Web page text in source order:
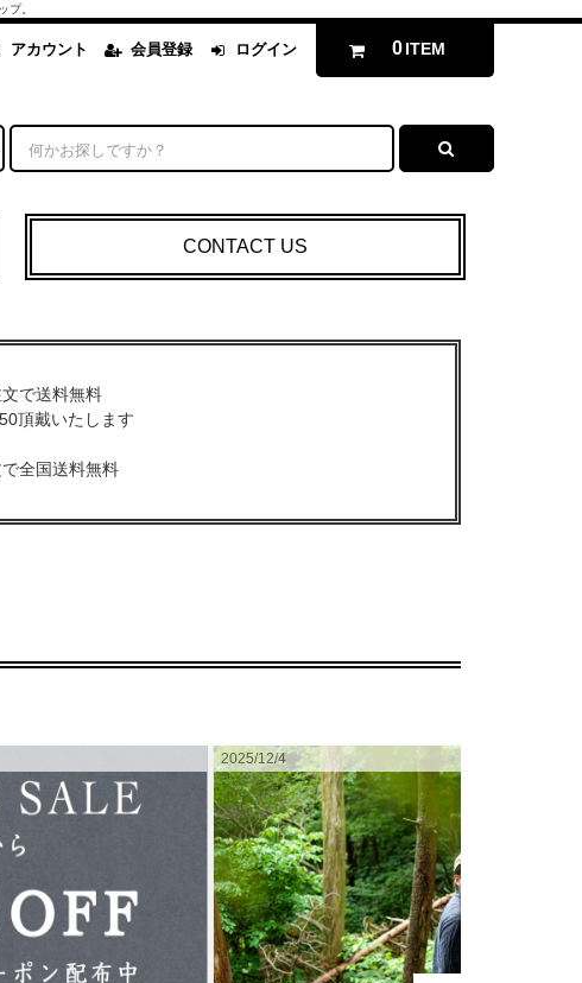
プ。
アカウント 会員登録 ログイン 0 ITEM
CONTACT US
で送料無料
頂戴いたします
全国送料無料
2025/12/4